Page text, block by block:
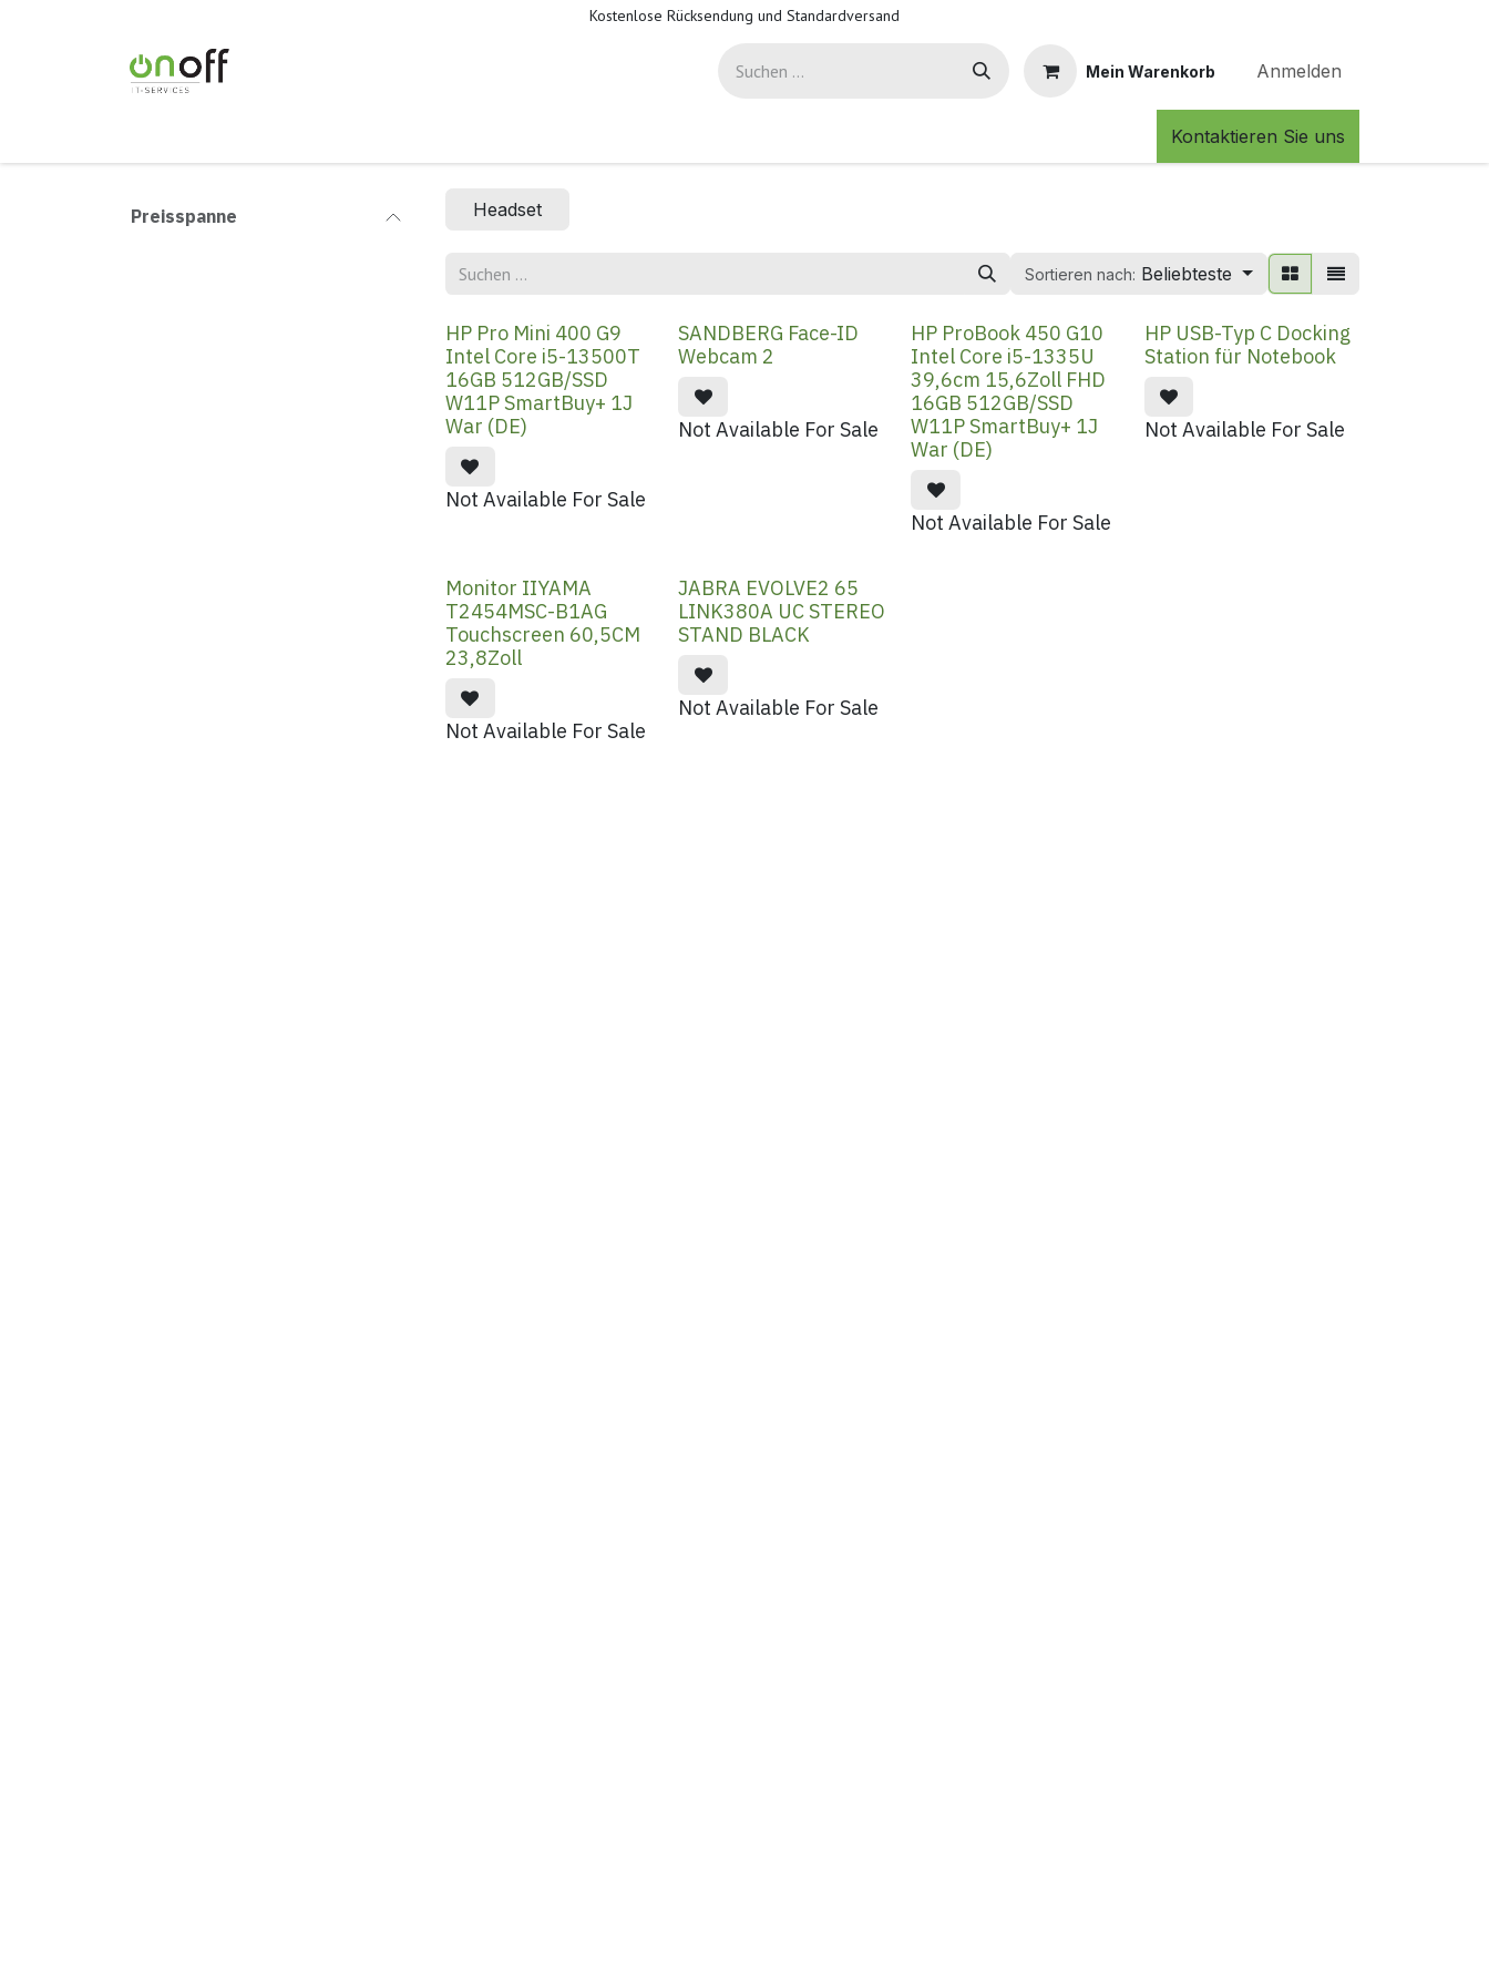
Kostenlose Rücksendung und Standardversand
Mein Warenkorb Anmelden
Kontaktieren Sie uns
Preisspanne Headset
Sortieren nach: Beliebteste
HP Pro Mini 400 G9
Intel Core i5-13500T
16GB 512GB/SSD
W11P SmartBuy+ 1J
War (DE)
Not Available For Sale
SANDBERG Face-ID
Webcam 2
Not Available For Sale
HP ProBook 450 G10
Intel Core i5-1335U
39,6cm 15,6Zoll FHD
16GB 512GB/SSD
W11P SmartBuy+ 1J
War (DE)
Not Available For Sale
HP USB-Typ C Docking
Station für Notebook
Not Available For Sale
Monitor IIYAMA
T2454MSC-B1AG
Touchscreen 60,5CM
23,8Zoll
Not Available For Sale
JABRA EVOLVE2 65
LINK380A UC STEREO
STAND BLACK
Not Available For Sale